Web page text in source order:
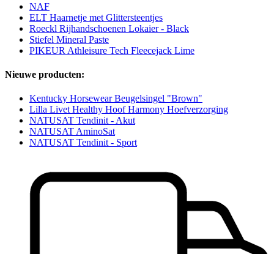
NAF
ELT Haarnetje met Glittersteentjes
Roeckl Rijhandschoenen Lokaier - Black
Stiefel Mineral Paste
PIKEUR Athleisure Tech Fleecejack Lime
Nieuwe producten:
Kentucky Horsewear Beugelsingel "Brown"
Lilla Livet Healthy Hoof Harmony Hoefverzorging
NATUSAT Tendinit - Akut
NATUSAT AminoSat
NATUSAT Tendinit - Sport